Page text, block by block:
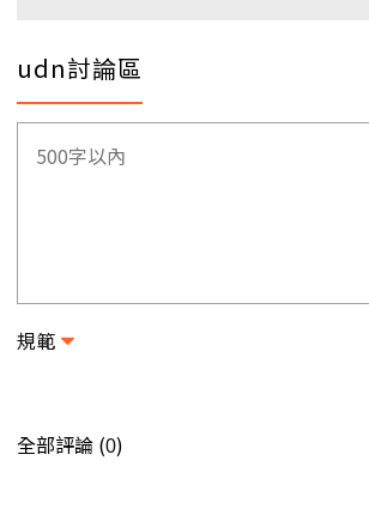
udn討論區
規範
全部評論 (0)